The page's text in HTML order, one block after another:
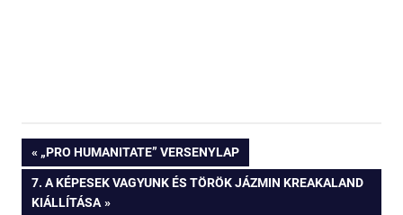
Bejegyzés
navigáció
PREVIOUS
POST:
„PRO HUMANITATE” VERSENYLAP
NEXT
POST:
7. A KÉPESEK VAGYUNK ÉS TÖRÖK JÁZMIN KREAKALAND
KIÁLLÍTÁSA